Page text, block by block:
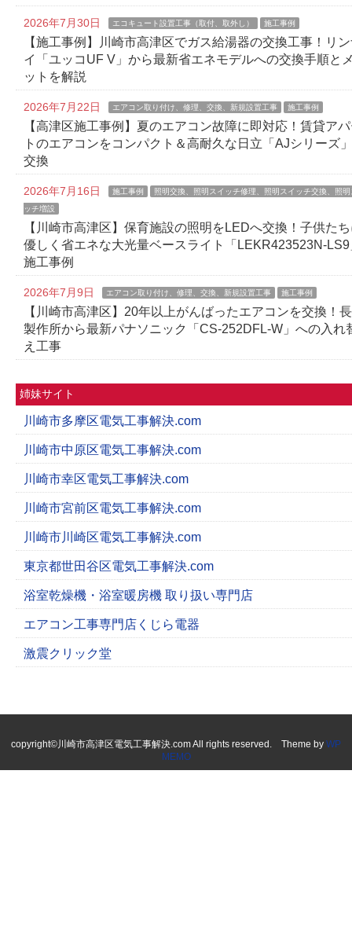
2026年7月30日 エコキュート設置工事（取付、取外し） 施工事例
【施工事例】川崎市高津区でガス給湯器の交換工事！リ
イ「ユッコUF V」から最新省エネモデルへの交換手順と
ットを解説
2026年7月22日 エアコン取り付け、修理、交換、新規設置工事 施工事例
【高津区施工事例】夏のエアコン故障に即対応！賃貸ア
トのエアコンをコンパクト＆高耐久な日立「AJシリーズ
交換
2026年7月16日 施工事例
照明交換、照明スイッチ修理、照明スイッチ交換、照明
ッチ増設
【川崎市高津区】保育施設の照明をLEDへ交換！子供た
優しく省エネな大光量ベースライト「LEKR423523N-LS9
施工事例
2026年7月9日 エアコン取り付け、修理、交換、新規設置工事 施工事例
【川崎市高津区】20年以上がんばったエアコンを交換！
製作所から最新パナソニック「CS-252DFL-W」への入れ
え工事
姉妹サイト
川崎市多摩区電気工事解決.com
川崎市中原区電気工事解決.com
川崎市幸区電気工事解決.com
川崎市宮前区電気工事解決.com
川崎市川崎区電気工事解決.com
東京都世田谷区電気工事解決.com
浴室乾燥機・浴室暖房機 取り扱い専門店
エアコン工事専門店くじら電器
激震クリック堂
copyright©川崎市高津区電気工事解決.com All rights reserved. Theme by WP
MEMO